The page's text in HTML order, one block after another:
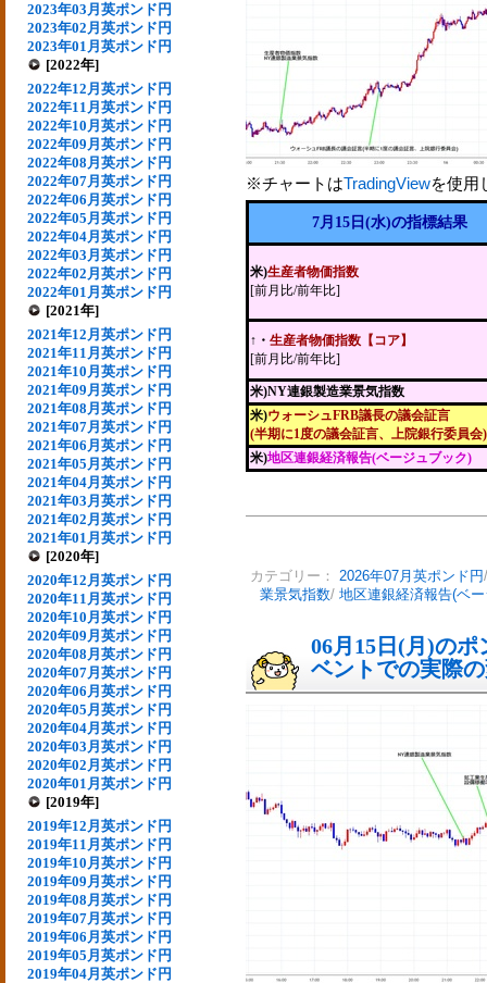
2023年03月英ポンド円
2023年02月英ポンド円
2023年01月英ポンド円
[2022年]
2022年12月英ポンド円
2022年11月英ポンド円
2022年10月英ポンド円
2022年09月英ポンド円
2022年08月英ポンド円
2022年07月英ポンド円
2022年06月英ポンド円
2022年05月英ポンド円
2022年04月英ポンド円
2022年03月英ポンド円
2022年02月英ポンド円
2022年01月英ポンド円
[2021年]
2021年12月英ポンド円
2021年11月英ポンド円
2021年10月英ポンド円
2021年09月英ポンド円
2021年08月英ポンド円
2021年07月英ポンド円
2021年06月英ポンド円
2021年05月英ポンド円
2021年04月英ポンド円
2021年03月英ポンド円
2021年02月英ポンド円
2021年01月英ポンド円
[2020年]
2020年12月英ポンド円
2020年11月英ポンド円
2020年10月英ポンド円
2020年09月英ポンド円
2020年08月英ポンド円
2020年07月英ポンド円
2020年06月英ポンド円
2020年05月英ポンド円
2020年04月英ポンド円
2020年03月英ポンド円
2020年02月英ポンド円
2020年01月英ポンド円
[2019年]
2019年12月英ポンド円
2019年11月英ポンド円
2019年10月英ポンド円
2019年09月英ポンド円
2019年08月英ポンド円
2019年07月英ポンド円
2019年06月英ポンド円
2019年05月英ポンド円
2019年04月英ポンド円
※チャートはTradingViewを使用
7月15日(水)の指標結果
米)生産者物価指数
[前月比/前年比]
↑・ 生産者物価指数【コア】
[前月比/前年比]
米)NY連銀製造業景気指数
米)ウォーシュFRB議長の議会証言
(半期に1度の議会証言、上院銀行委員会)
米)地区連銀経済報告(ベージュブック)
カテゴリー： 2026年07月英ポンド円
業景気指数/ 地区連銀経済報告(ベ
06月15日(月)の
ベントでの実際